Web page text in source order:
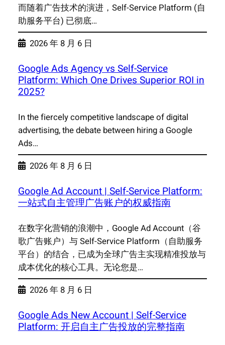
而随着广告技术的演进，Self-Service Platform (自
助服务平台) 已彻底…
2026 年 8 月 6 日
Google Ads Agency vs Self-Service
Platform: Which One Drives Superior ROI in
2025?
In the fiercely competitive landscape of digital
advertising, the debate between hiring a Google
Ads…
2026 年 8 月 6 日
Google Ad Account | Self-Service Platform:
一站式自主管理广告账户的权威指南
在数字化营销的浪潮中，Google Ad Account（谷
歌广告账户）与 Self-Service Platform（自助服务
平台）的结合，已成为全球广告主实现精准投放与
成本优化的核心工具。无论您是…
2026 年 8 月 6 日
Google Ads New Account | Self-Service
Platform: 开启自主广告投放的完整指南